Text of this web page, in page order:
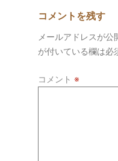
コメントを残す
メールアドレスが公
が付いている欄は必
コメント ※